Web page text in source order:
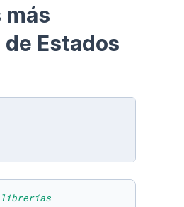
más
Estados
librerías